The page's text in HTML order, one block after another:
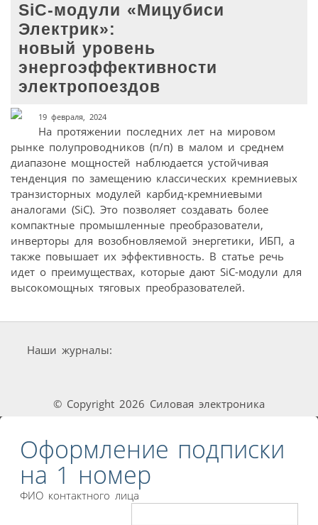
SiC-модули «Мицубиси
Электрик»:
новый уровень
энергоэффективности
электропоездов
19 февраля, 2024
На протяжении последних лет на мировом
рынке полупроводников (п/п) в малом и среднем
диапазоне мощностей наблюдается устойчивая
тенденция по замещению классических кремниевых
транзисторных модулей карбид-кремниевыми
аналогами (SiC). Это позволяет создавать более
компактные промышленные преобразователи,
инверторы для возобновляемой энергетики, ИБП, а
также повышает их эффективность. В статье речь
идет о преимуществах, которые дают SiC-модули для
высокомощных тяговых преобразователей.
Наши журналы:
© Copyright 2026 Силовая электроника
Оформление подписки
на 1 номер
ФИО контактного лица